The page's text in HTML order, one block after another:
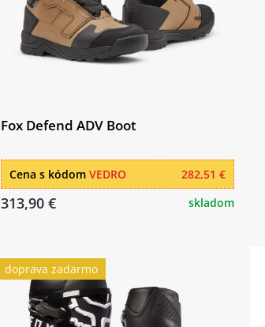
Fox Defend ADV Boot
282,51 €
Cena s kódom VEDRO
313,90 € skladom
doprava zadarmo